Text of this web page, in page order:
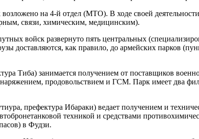
на 4-й отдел (МТО). В ходе своей
связи, химическим, медицинским).
войск развернуто пять центральных
доставляются, как правило, до армейских парков
Тиба) занимается получением от поставщиков
продовольствием и ГСМ. Парк имеет два
префектура Ибараки) ведает получением и
техникой и средствами
в Фудзи.